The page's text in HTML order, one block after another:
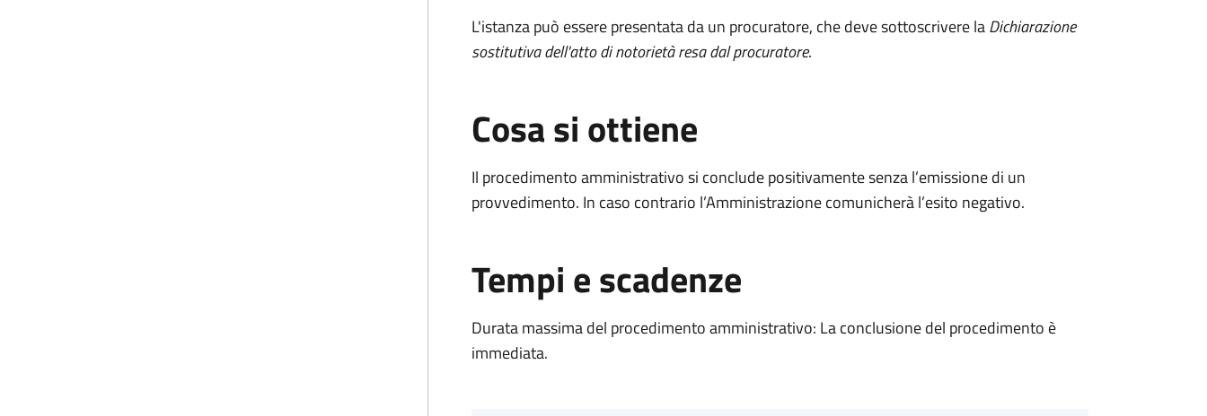
L'istanza può essere presentata da un procuratore, che deve sottoscrivere laDichiarazione
sostitutiva dell'atto di notorietà resa dal procuratore.
Cosa si ottiene
Il procedimento amministrativo si conclude positivamente senza l’emissione di un
provvedimento. In caso contrario l’Amministrazione comunicherà l’esito negativo.
Tempi e scadenze
Durata massima del procedimento amministrativo: La conclusione del procedimento è
immediata.